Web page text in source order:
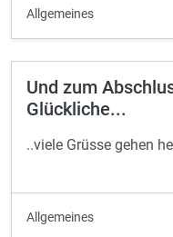
Allgemeines
Und zum
Glückliche...
..viele Grüsse gehen
Allgemeines